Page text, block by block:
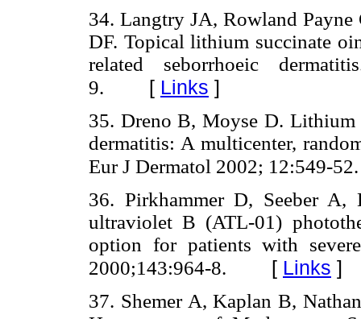
34. Langtry JA, Rowland
DF. Topical lithium succinate
related seborrhoeic
9. [ Links ]
35. Dreno B, Moyse D. Lithium
dermatitis: A multicenter,
Eur J Dermatol 2002; 12:549-52.
36. Pirkhammer D, Seeber A,
ultraviolet B (ATL-01)
option for patients with
2000;143:964-8. [ Links ]
37. Shemer A, Kaplan B,